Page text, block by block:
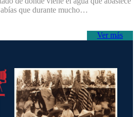
que durante mucho…
Ver más